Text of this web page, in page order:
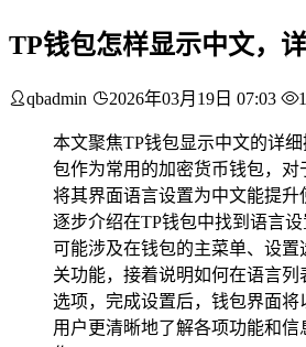
TP钱包怎样显示中文，
qbadmin 2026年03月19日 07:03
本文聚焦TP钱包显示中文的详
包作为常用的加密货币钱包，对
将其界面语言设置为中文能提升
逐步介绍在TP钱包中找到语言设
可能涉及在钱包的主菜单、设置
关功能，接着说明如何在语言列
选项，完成设置后，钱包界面将
用户更清晰地了解各项功能和信